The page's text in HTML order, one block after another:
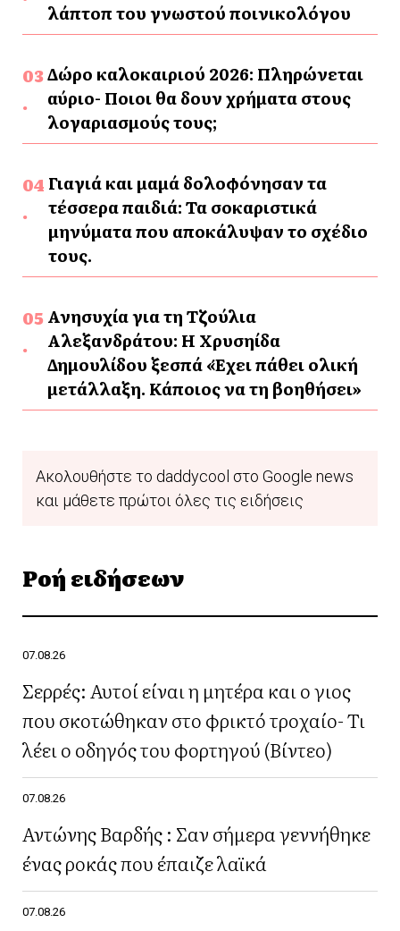
λάπτοπ του γνωστού ποινικολόγου
Δώρο καλοκαιριού 2026: Πληρώνεται
αύριο- Ποιοι θα δουν χρήματα στους
λογαριασμούς τους;
Γιαγιά και μαμά δολοφόνησαν τα
τέσσερα παιδιά: Τα σοκαριστικά
μηνύματα που αποκάλυψαν το σχέδιο
τους.
Ανησυχία για τη Τζούλια
Αλεξανδράτου: Η Χρυσηίδα
Δημουλίδου ξεσπά «Έχει πάθει ολική
μετάλλαξη. Κάποιος να τη βοηθήσει»
Ακολουθήστε το daddycool στο Google news
και μάθετε πρώτοι όλες τις ειδήσεις
Ροή ειδήσεων
07.08.26
Σερρές: Αυτοί είναι η μητέρα και ο γιος
που σκοτώθηκαν στο φρικτό τροχαίο- Τι
λέει ο οδηγός του φορτηγού (Βίντεο)
07.08.26
Αντώνης Βαρδής : Σαν σήμερα γεννήθηκε
ένας ροκάς που έπαιζε λαϊκά
07.08.26